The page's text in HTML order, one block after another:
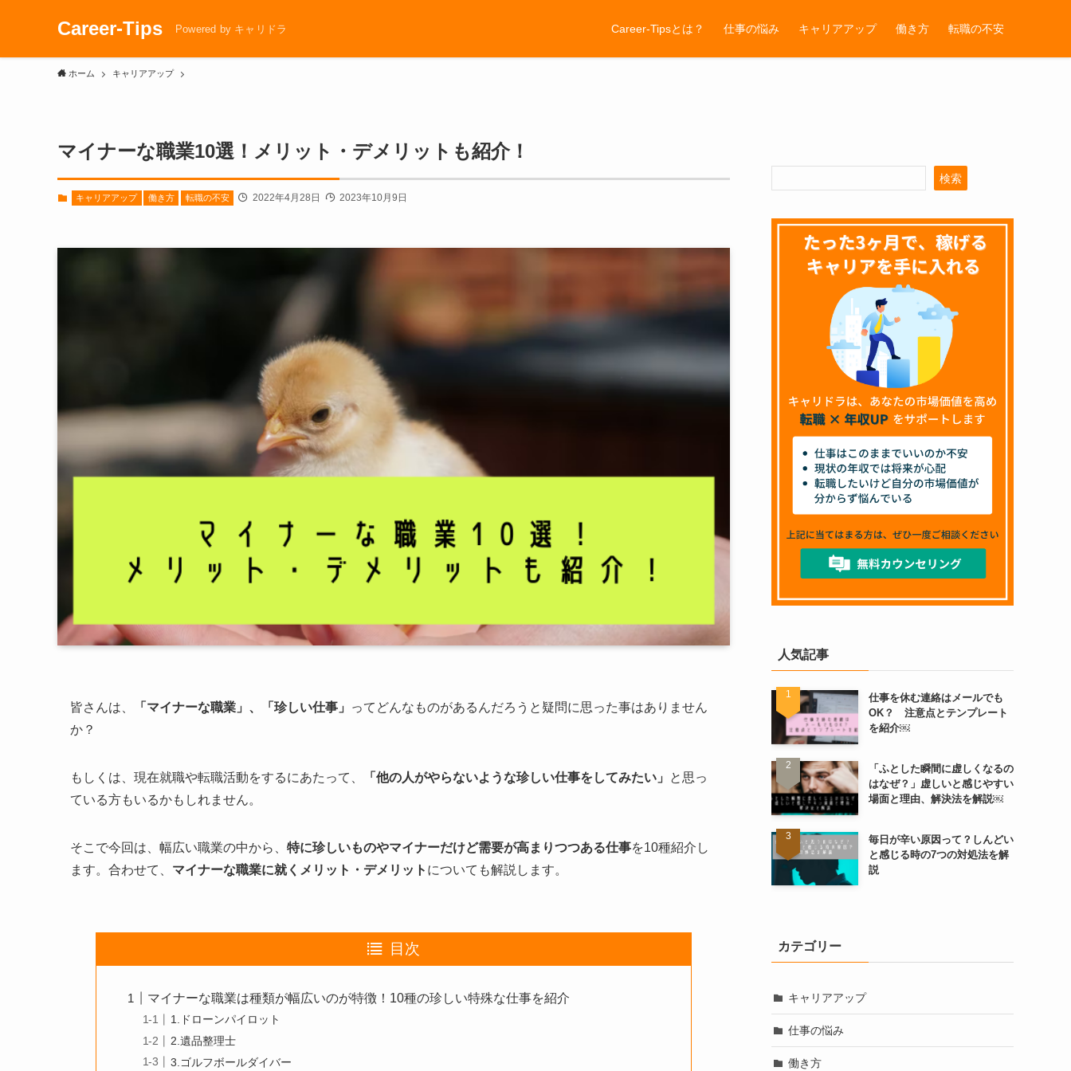
Career-Tips Powered by キャリドラ Career-Tipsとは？ 仕事の悩み キャリアアップ 働き方 転職の不安
ホーム キャリアアップ
マイナーな職業10選！メリット・デメリットも紹介！
キャリアアップ 働き方 転職の不安 2022年4月28日 2023年10月9日
皆さんは、 「マイナーな職業」、「珍しい仕事」
ってどんなものがあるんだろうと疑問に思った事はありません
か？
もしくは、現在就職や転職活動をするにあたって、 「他の人がやらないような珍しい仕事をしてみたい」
と思っ
ている方もいるかもしれません。
そこで今回は、幅広い職業の中から、 特に珍しいものやマイナーだけど需要が高まりつつある仕事を10種紹介し
ます。合わせて、 マイナーな職業に就くメリット・デメリット についても解説します。
目次
マイナーな職業は種類が幅広いのが特徴！10種の珍しい特殊な仕事を紹介
1.ドローンパイロット
2.遺品整理士
3.ゴルフボールダイバー
検索
人気記事
仕事を休む連絡はメールでも
OK？ 注意点とテンプレート
を紹介￼
「ふとした瞬間に虚しくなるの
はなぜ？」虚しいと感じやすい
場面と理由、解決法を解説￼
毎日が辛い原因って？しんどい
と感じる時の7つの対処法を解
説
カテゴリー
キャリアアップ
仕事の悩み
働き方